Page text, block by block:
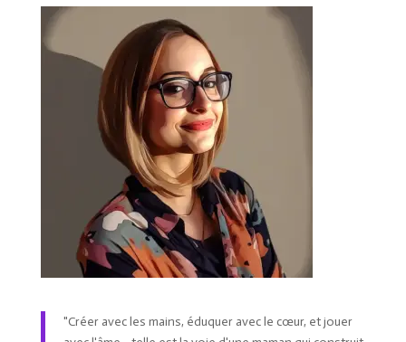
"Créer avec les mains, éduquer avec le cœur, et jouer